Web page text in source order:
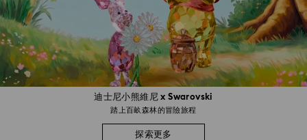
迪士尼小熊維尼 x Swarovski
踏上百畝森林的冒險旅程
探索更多